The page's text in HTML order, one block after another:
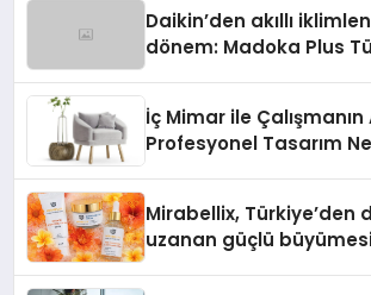
Daikin’den akıllı
dönem: Madoka Plus
İç Mimar ile
Profesyonel Tasarım
Mirabellix, Türkiye’den
uzanan güçlü